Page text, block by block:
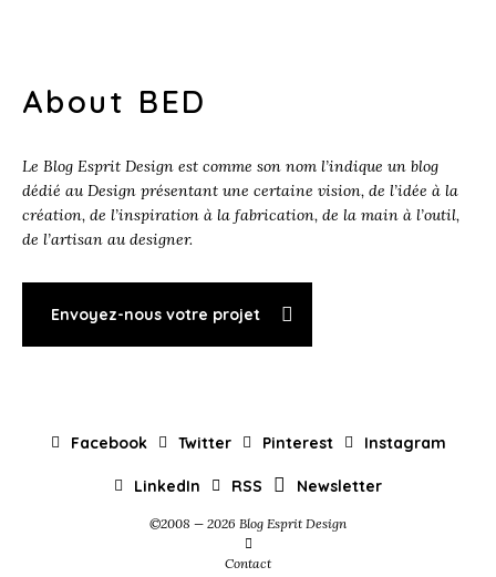
About BED
Le Blog Esprit Design est comme son nom l’indique un blog
dédié au Design présentant une certaine vision, de l’idée à la
création, de l’inspiration à la fabrication, de la main à l’outil,
de l’artisan au designer.
Envoyez-nous votre projet
Facebook Twitter Pinterest Instagram
LinkedIn RSS Newsletter
©2008 — 2026 Blog Esprit Design
Contact